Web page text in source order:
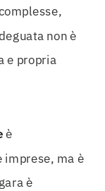
non è
e propria
è
imprese, ma è
è